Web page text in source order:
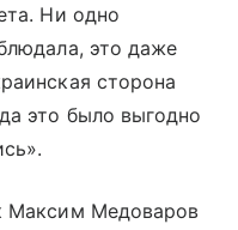
Ни одно
это даже
сторона
это было выгодно
Максим Медоваров